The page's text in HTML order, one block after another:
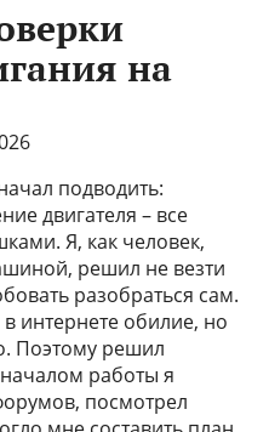
на
подводить:
двигателя – все
Я, как человек,
решил не везти
разобраться сам.
интернете обилие, но
Поэтому решил
работы я
посмотрел